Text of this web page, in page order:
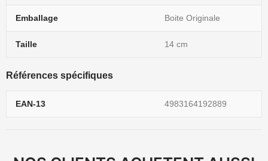
Emballage Boite Originale
Taille 14 cm
Références spécifiques
EAN-13 4983164192889